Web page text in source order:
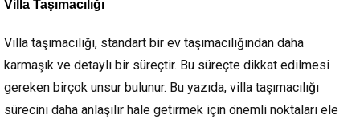
Villa Taşımacılığı
Villa taşımacılığı, standart bir ev taşımacılığından daha
karmaşık ve detaylı bir süreçtir. Bu süreçte dikkat edilmesi
gereken birçok unsur bulunur. Bu yazıda, villa taşımacılığı
sürecini daha anlaşılır hale getirmek için önemli noktaları ele